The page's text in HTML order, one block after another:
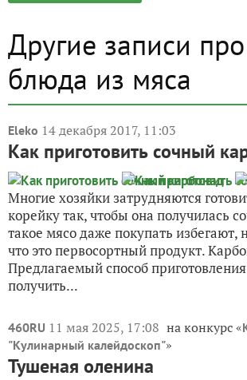
Другие записи про
блюда из мяса
Eleko 14 декабря 2017, 11:03
Как приготовить сочный
Многие хозяйки затрудняются
корейку так, чтобы она получилась
такое мясо даже покупать избегают,
что это первосортный продукт.
Предлагаемый способ
получить...
460RU 11 мая 2025, 17:08 на конкурс «
"Кулинарный калейдоскоп"»
Тушеная оленина